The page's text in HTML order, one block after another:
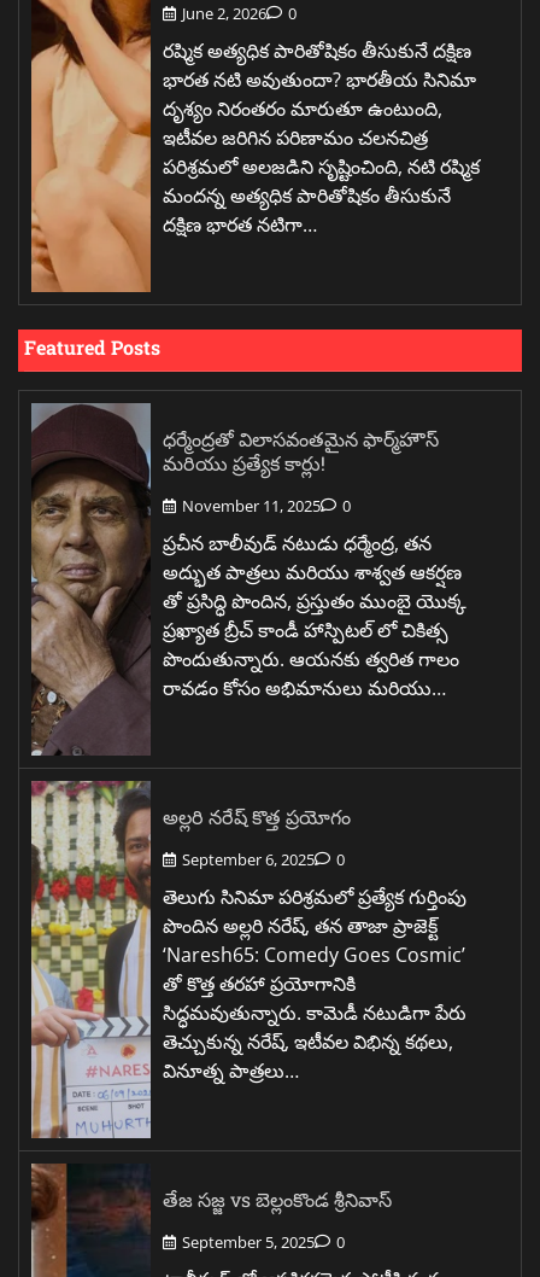
June 2, 2026 0
రష్మిక అత్యధిక పారితోషికం తీసుకునే దక్షిణ
భారత నటి అవుతుందా? భారతీయ సినిమా
దృశ్యం నిరంతరం మారుతూ ఉంటుంది,
ఇటీవల జరిగిన పరిణామం చలనచిత్ర
పరిశ్రమలో అలజడిని సృష్టించింది, నటి రష్మిక
మందన్న అత్యధిక పారితోషికం తీసుకునే
దక్షిణ భారత నటిగా…
Featured Posts
ధర్మేంద్రతో విలాసవంతమైన ఫార్మ్‌హౌస్
మరియు ప్రత్యేక కార్లు!
November 11, 2025 0
ప్రచీన బాలీవుడ్ నటుడు ధర్మేంద్ర, తన
అద్భుత పాత్రలు మరియు శాశ్వత ఆకర్షణ
తో ప్రసిద్ధి పొందిన, ప్రస్తుతం ముంబై యొక్క
ప్రఖ్యాత బ్రీచ్ కాండీ హాస్పిటల్ లో చికిత్స
పొందుతున్నారు. ఆయనకు త్వరిత గాలం
రావడం కోసం అభిమానులు మరియు…
అల్లరి నరేష్ కొత్త ప్రయోగం
September 6, 2025 0
తెలుగు సినిమా పరిశ్రమలో ప్రత్యేక గుర్తింపు
పొందిన అల్లరి నరేష్, తన తాజా ప్రాజెక్ట్
‘Naresh65: Comedy Goes Cosmic’
తో కొత్త తరహా ప్రయోగానికి
సిద్ధమవుతున్నారు. కామెడీ నటుడిగా పేరు
తెచ్చుకున్న నరేష్, ఇటీవల విభిన్న కథలు,
వినూత్న పాత్రలు…
తేజ సజ్జ vs బెల్లంకొండ శ్రీనివాస్
September 5, 2025 0